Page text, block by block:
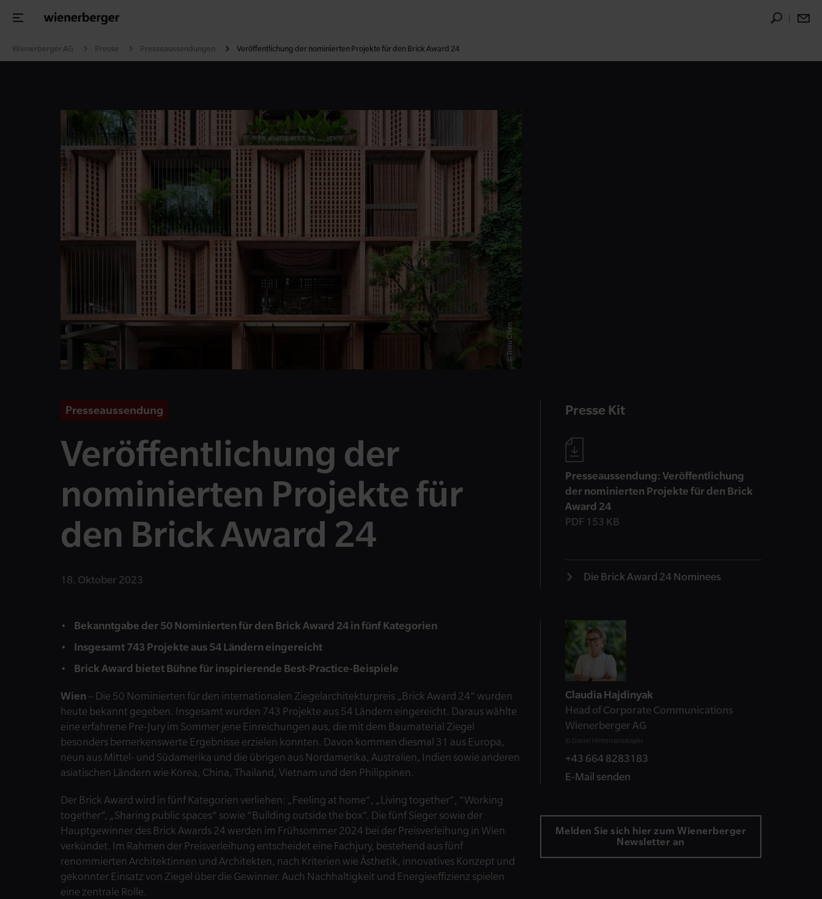
Wienerberger AG Presse Presseaussendungen Veröffentlichung der nominierten Projekte für den Brick Award 24
© Trieu Chien
Presseaussendung
Veröffentlichung der
nominierten Projekte für
den Brick Award 24
18. Oktober 2023
Bekanntgabe der 50 Nominierten für den Brick Award 24 in fünf Kategorien
Insgesamt 743 Projekte aus 54 Ländern eingereicht
Brick Award bietet Bühne für inspirierende Best-Practice-Beispiele
Wien – Die 50 Nominierten für den internationalen Ziegelarchitekturpreis „Brick Award 24“ wurden
heute bekannt gegeben. Insgesamt wurden 743 Projekte aus 54 Ländern eingereicht. Daraus wählte
eine erfahrene Pre-Jury im Sommer jene Einreichungen aus, die mit dem Baumaterial Ziegel
besonders bemerkenswerte Ergebnisse erzielen konnten. Davon kommen diesmal 31 aus Europa,
neun aus Mittel- und Südamerika und die übrigen aus Nordamerika, Australien, Indien sowie anderen
asiatischen Ländern wie Korea, China, Thailand, Vietnam und den Philippinen.
Der Brick Award wird in fünf Kategorien verliehen: „Feeling at home“, „Living together“, “Working
together”, „Sharing public spaces” sowie “Building outside the box”. Die fünf Sieger sowie der
Hauptgewinner des Brick Awards 24 werden im Frühsommer 2024 bei der Preisverleihung in Wien
verkündet. Im Rahmen der Preisverleihung entscheidet eine Fachjury, bestehend aus fünf
renommierten Architektinnen und Architekten, nach Kriterien wie Ästhetik, innovatives Konzept und
gekonnter Einsatz von Ziegel über die Gewinner. Auch Nachhaltigkeit und Energieeffizienz spielen
eine zentrale Rolle.
Presse Kit
Presseaussendung: Veröffentlichung
der nominierten Projekte für den Brick
Award 24
PDF 153 KB
Die Brick Award 24 Nominees
Kontakt
Claudia Hajdinyak
Head of Corporate Communications
Wienerberger AG
© Daniel Hinterramskogler
+43 664 8283183
E-Mail senden
Melden Sie sich hier zum Wienerberger
Newsletter an